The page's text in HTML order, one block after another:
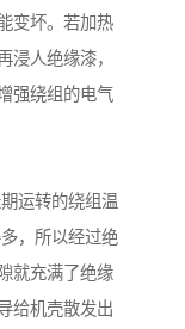
变坏。若加热
浸人绝缘漆，
强绕组的电气
运转的绕组温
，所以经过绝
就充满了绝缘
给机壳散发出